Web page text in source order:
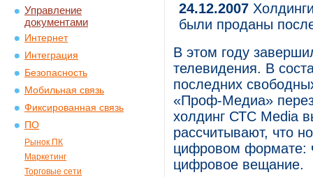
Управление
документами
Интернет
Интеграция
Безопасность
Мобильная связь
Фиксированная связь
ПО
Рынок ПК
Маркетинг
Торговые сети
24.12.2007
были проданы
В этом году
телевидения. В
последних
«Проф-Медиа»
холдинг СТС Media
рассчитывают, что
цифровом формате:
цифровое вещание.